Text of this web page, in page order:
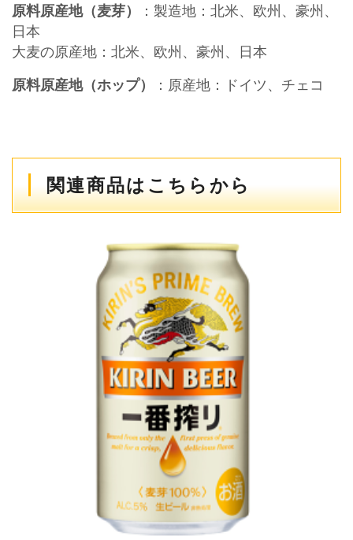
原料原産地（麦芽）
：製造地：北米、欧州、豪州、
日本
大麦の原産地：北米、欧州、豪州、日本
原料原産地（ホップ）
：原産地：ドイツ、チェコ
関連商品はこちらから